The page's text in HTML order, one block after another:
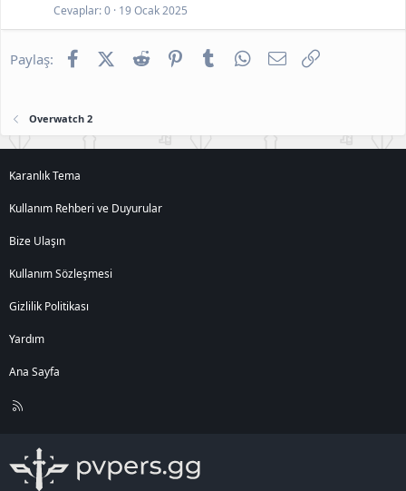
Cevaplar 0 19 Ocak 2025
Paylaş: FacebookX (Twitter)
Reddit PinterestTumblr WhatsApp
E-posta
Overwatch 2
Karanlık Tema
Kullanım Rehberi ve Duyurular
Bize Ulaşın
Kullanım Sözleşmesi
Gizlilik Politikası
Yardım
Ana Sayfa
R